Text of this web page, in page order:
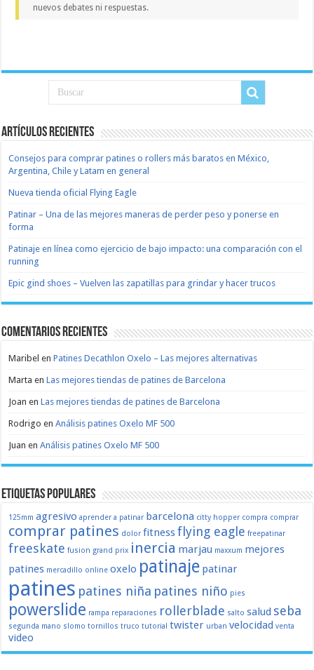
nuevos debates ni respuestas.
Artículos recientes
Consejos para comprar patines o rollers más baratos en México,
Argentina, Chile y Latam en general
Nueva tienda oficial Flying Eagle
Patinar – Una de las mejores maneras de perder peso y ponerse en
forma
Patinaje en línea como ejercicio de bajo impacto: una comparación con el
running
Epic gind shoes – Vuelven las zapatillas para grindar y hacer trucos
Comentarios recientes
Maribel enPatines Decathlon Oxelo – Las mejores alternativas
Marta enLas mejores tiendas de patines de Barcelona
Joan enLas mejores tiendas de patines de Barcelona
Rodrigo enAnálisis patines Oxelo MF 500
Juan enAnálisis patines Oxelo MF 500
Etiquetas populares
125mm agresivo aprender a patinar barcelona citty hopper compra comprar
comprar patines dolor fitnessflying eagle freepatinar
freeskate fusion grand prix inercia marjau maxxum mejores
patines mercadillo online oxelo patinaje patinar
patines patines niña patines niño pies
powerslide rampa reparaciones rollerblade salto salud seba
segunda mano slomo tornillos truco tutorial twister urban velocidad venta
video